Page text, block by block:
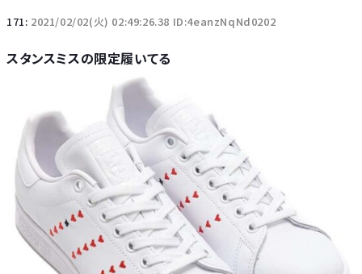
171: 2021/02/02(火) 02:49:26.38 ID:4eanzNqNd0202
スタンスミスの限定履いてる